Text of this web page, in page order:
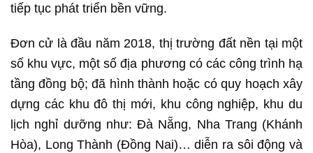
tiếp tục phát triển bền vững.
Đơn cử là đầu năm 2018, thị trường đất nền tại một
số khu vực, một số địa phương có các công trình hạ
tầng đồng bộ; đã hình thành hoặc có quy hoạch xây
dựng các khu đô thị mới, khu công nghiệp, khu du
lịch nghỉ dưỡng như: Đà Nẵng, Nha Trang (Khánh
Hòa), Long Thành (Đồng Nai)… diễn ra sôi động và